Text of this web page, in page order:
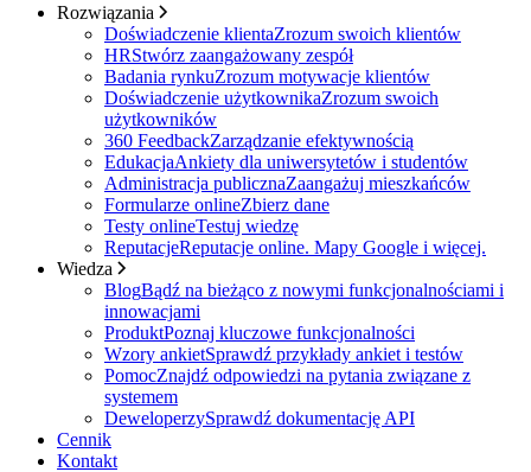
Rozwiązania
Doświadczenie klientaZrozum swoich klientów
HRStwórz zaangażowany zespół
Badania rynkuZrozum motywacje klientów
Doświadczenie użytkownikaZrozum swoich
użytkowników
360 FeedbackZarządzanie efektywnością
EdukacjaAnkiety dla uniwersytetów i studentów
Administracja publicznaZaangażuj mieszkańców
Formularze onlineZbierz dane
Testy onlineTestuj wiedzę
ReputacjeReputacje online. Mapy Google i więcej.
Wiedza
BlogBądź na bieżąco z nowymi funkcjonalnościami i
innowacjami
ProduktPoznaj kluczowe funkcjonalności
Wzory ankietSprawdź przykłady ankiet i testów
PomocZnajdź odpowiedzi na pytania związane z
systemem
DeweloperzySprawdź dokumentację API
Cennik
Kontakt